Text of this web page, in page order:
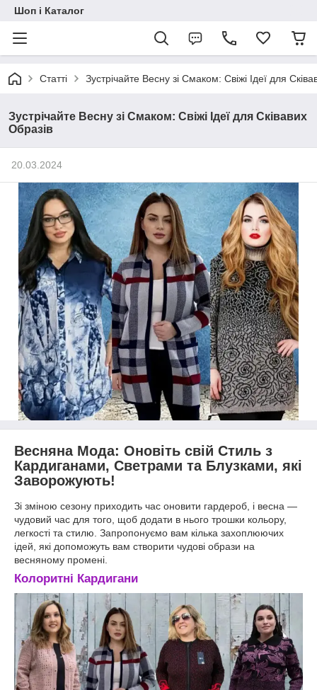
Шоп і Каталог
Статті Зустрічайте Весну зі Смаком: Свіжі Ідеї для
Зустрічайте Весну зі Смаком: Свіжі Ідеї для Сківавих
Образів
20.03.2024
Весняна Мода: Оновіть свій Стиль з
Кардиганами, Светрами та Блузками, які
Заворожують!
Зі зміною сезону приходить час оновити гардероб, і весна —
чудовий час для того, щоб додати в нього трошки кольору,
легкості та стилю. Запропонуємо вам кілька захоплюючих
ідей, які допоможуть вам створити чудові образи на
весняному промені.
Колоритні Кардигани